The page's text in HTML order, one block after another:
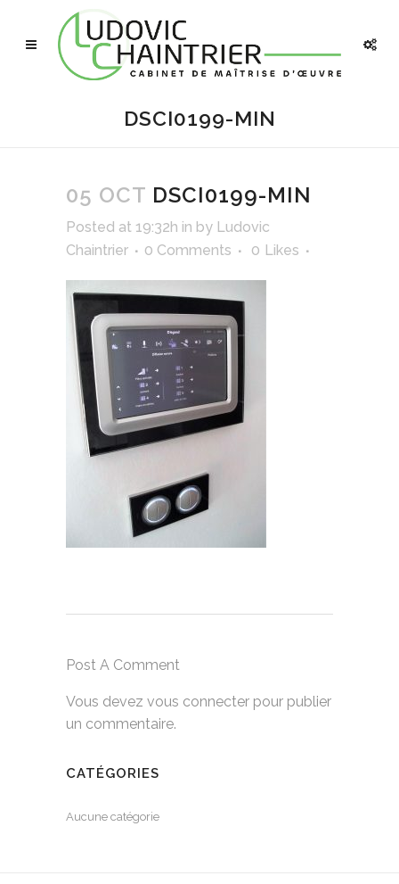
DSCI0199-MIN
05 OCT DSCI0199-MIN
Posted at 19:32h in by Ludovic
Chaintrier
0 Comments 0 Likes
Post A Comment
Vous devez vous connecter pour publier
un commentaire.
CATÉGORIES
Aucune catégorie